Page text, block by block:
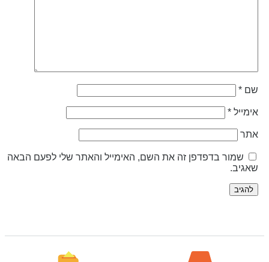
*
*
שמור בדפדפן זה את השם, האימייל והאתר שלי לפעם הבאה